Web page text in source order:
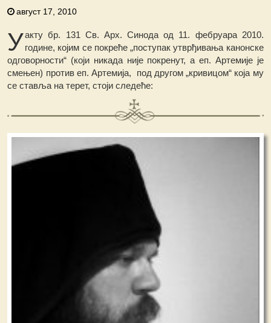
август 17, 2010
Уакту бр. 131 Св. Арх. Синода од 11. фебруара 2010.
године, којим се покреће „поступак утврђивања канонске
одговорности“ (који никада није покренут, а еп. Артемије је
смењен) против еп. Артемија, под другом „кривицом“ која му
се ставља на терет, стоји следеће: